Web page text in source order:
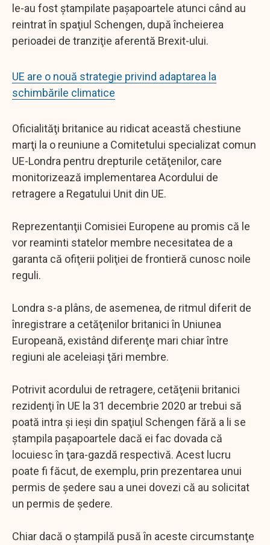
le-au fost ştampilate paşapoartele atunci când au
reintrat în spaţiul Schengen, după încheierea
perioadei de tranziţie aferentă Brexit-ului.
UE are o nouă strategie privind adaptarea la
schimbările climatice
Oficialităţi britanice au ridicat această chestiune
marţi la o reuniune a Comitetului specializat comun
UE-Londra pentru drepturile cetăţenilor, care
monitorizează implementarea Acordului de
retragere a Regatului Unit din UE.
Reprezentanţii Comisiei Europene au promis că le
vor reaminti statelor membre necesitatea de a
garanta că ofiţerii poliţiei de frontieră cunosc noile
reguli.
Londra s-a plâns, de asemenea, de ritmul diferit de
înregistrare a cetăţenilor britanici în Uniunea
Europeană, existând diferenţe mari chiar între
regiuni ale aceleiaşi ţări membre.
Potrivit acordului de retragere, cetăţenii britanici
rezidenţi în UE la 31 decembrie 2020 ar trebui să
poată intra şi ieşi din spaţiul Schengen fără a li se
ştampila paşapoartele dacă ei fac dovada că
locuiesc în ţara-gazdă respectivă. Acest lucru
poate fi făcut, de exemplu, prin prezentarea unui
permis de şedere sau a unei dovezi că au solicitat
un permis de şedere.
Chiar dacă o ştampilă pusă în aceste circumstanţe